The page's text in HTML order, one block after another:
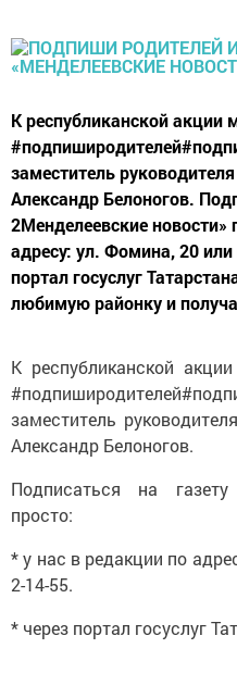
К республиканской акции
заместитель
Александр Белоногов.
2Менделеевские новости»
адресу: ул. Фомина, 20
портал госуслуг
любимую районку и
К республиканской
заместитель
Александр Белоногов.
Подписаться на газету
просто:
* у нас в редакции по
2-14-55.
* через портал госуслуг